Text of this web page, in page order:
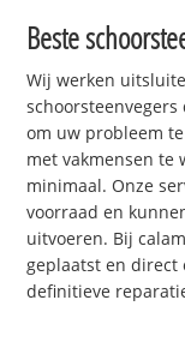
Beste
Wij werken
om uw probleem
met vakmensen te
minimaal. Onze
voorraad en
uitvoeren. Bij
geplaatst en direct
definitieve